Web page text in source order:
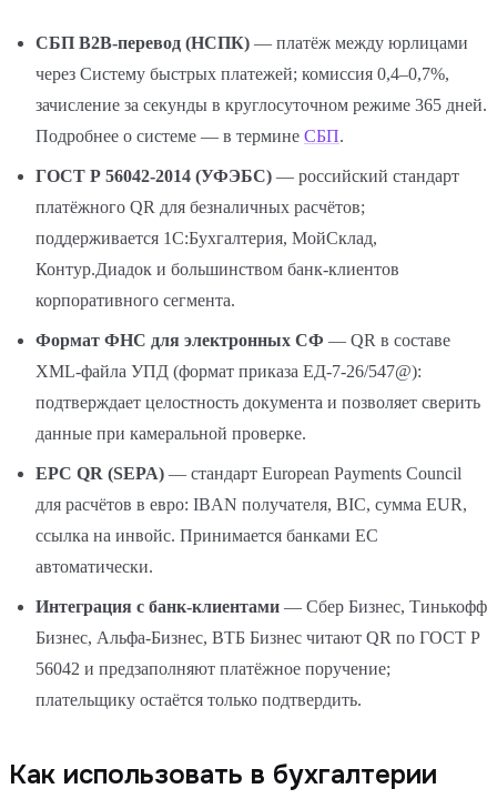
СБП B2B-перевод (НСПК) — платёж между юрлицами
через Систему быстрых платежей; комиссия 0,4–0,7%,
зачисление за секунды в круглосуточном режиме 365 дней.
Подробнее о системе — в термине СБП.
ГОСТ Р 56042-2014 (УФЭБС) — российский стандарт
платёжного QR для безналичных расчётов;
поддерживается 1С:Бухгалтерия, МойСклад,
Контур.Диадок и большинством банк-клиентов
корпоративного сегмента.
Формат ФНС для электронных СФ — QR в составе
XML-файла УПД (формат приказа ЕД-7-26/547@):
подтверждает целостность документа и позволяет сверить
данные при камеральной проверке.
EPC QR (SEPA) — стандарт European Payments Council
для расчётов в евро: IBAN получателя, BIC, сумма EUR,
ссылка на инвойс. Принимается банками ЕС
автоматически.
Интеграция с банк-клиентами — Сбер Бизнес, Тинькофф
Бизнес, Альфа-Бизнес, ВТБ Бизнес читают QR по ГОСТ Р
56042 и предзаполняют платёжное поручение;
плательщику остаётся только подтвердить.
Как использовать в бухгалтерии